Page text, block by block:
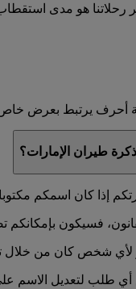
رحلاتنا هو مدى
يرتبط بعرض خاص.
طيران الإمارات؟
إذا كان اسمكم
فسيكون
لأي شخص كان من
طلب لتعديل الاسم